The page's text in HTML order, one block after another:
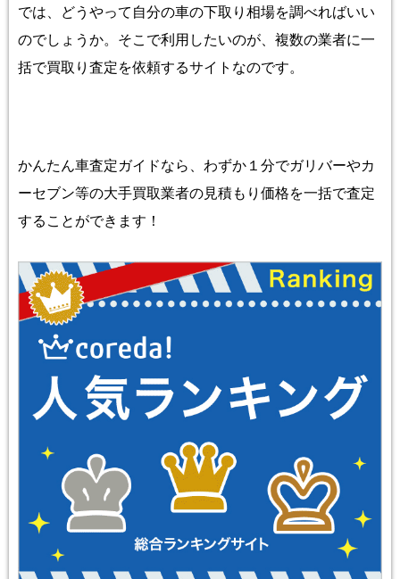
では、どうやって自分の車の下取り相場を調べればいい
のでしょうか。そこで利用したいのが、複数の業者に一
括で買取り査定を依頼するサイトなのです。
かんたん車査定ガイドなら、わずか１分でガリバーやカ
ーセブン等の大手買取業者の見積もり価格を一括で査定
することができます！